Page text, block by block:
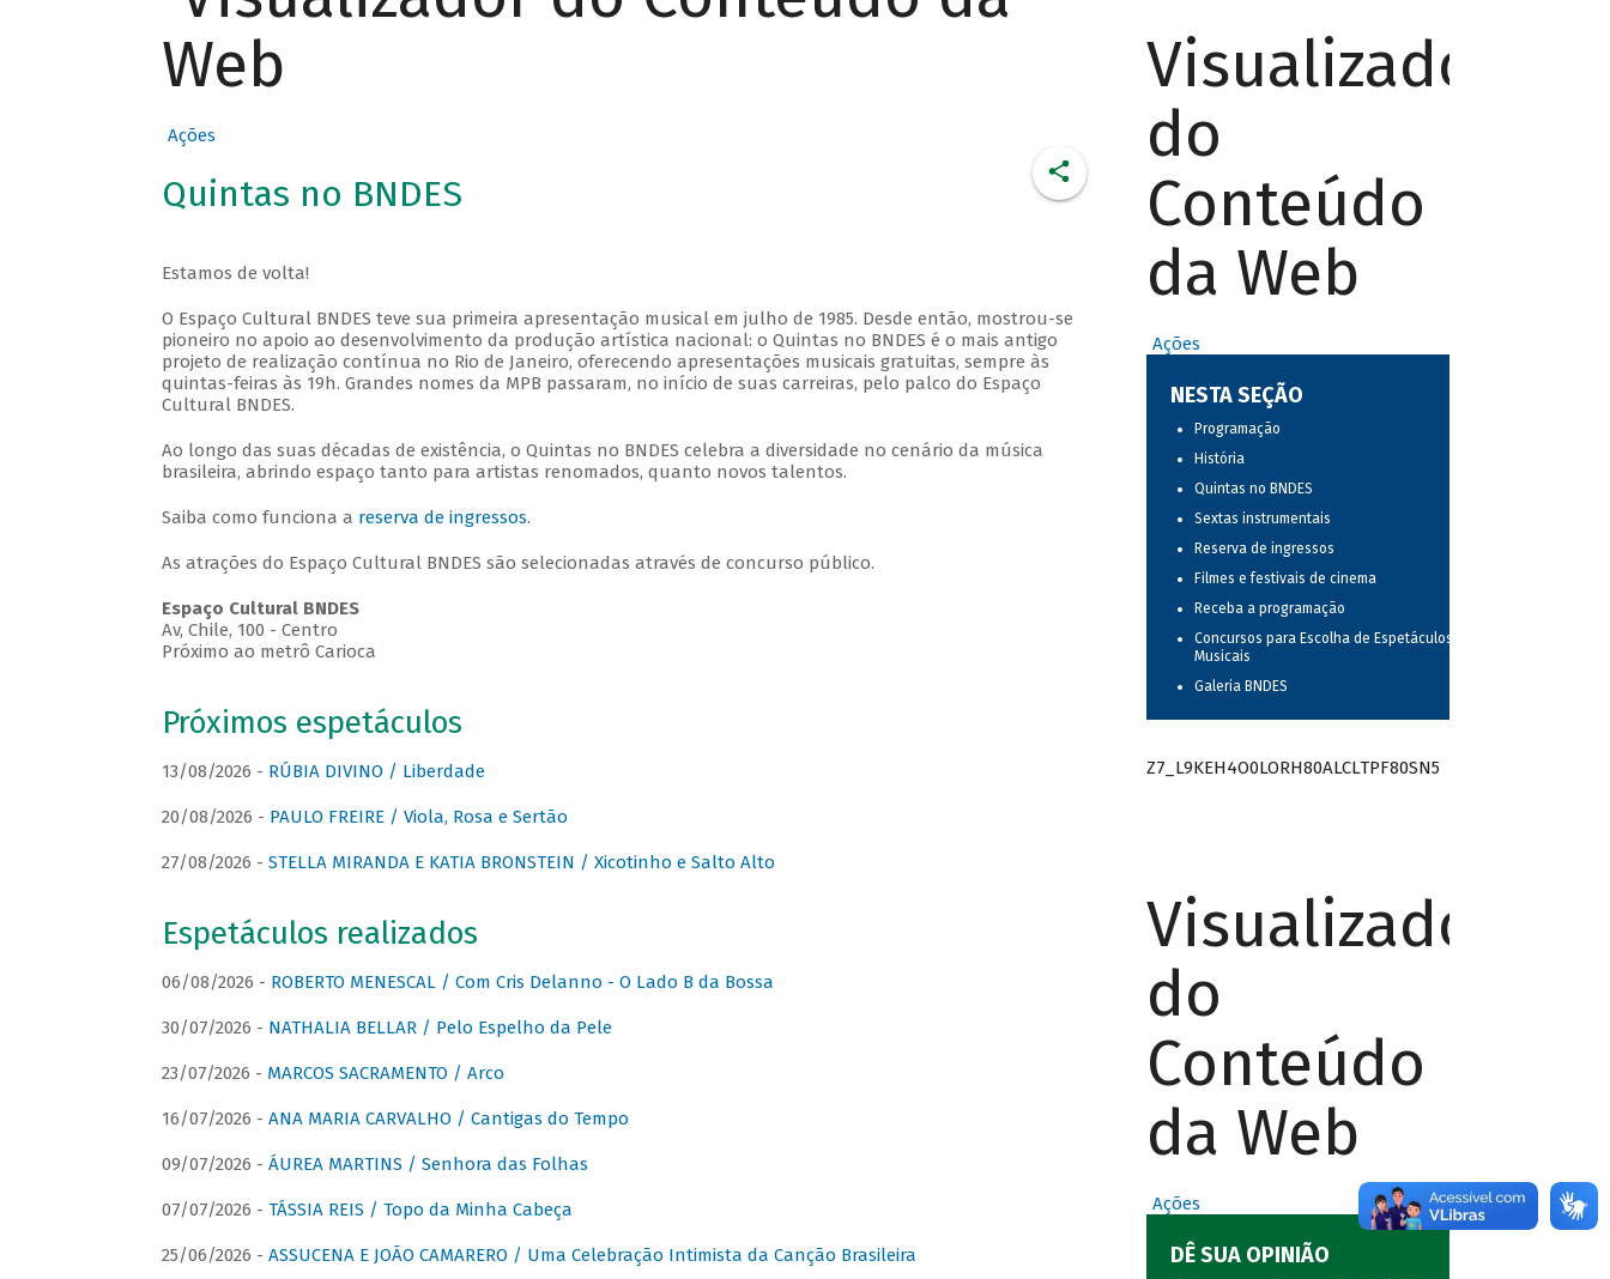
Web
Ações
Quintas no BNDES
Estamos de volta!
O Espaço Cultural BNDES teve sua primeira apresentação musical em julho de 1985. Desde então, mostrou-se
pioneiro no apoio ao desenvolvimento da produção artística nacional: o Quintas no BNDES é o mais antigo
projeto de realização contínua no Rio de Janeiro, oferecendo apresentações musicais gratuitas, sempre às
quintas-feiras às 19h. Grandes nomes da MPB passaram, no início de suas carreiras, pelo palco do Espaço
Cultural BNDES.
Ao longo das suas décadas de existência, o Quintas no BNDES celebra a diversidade no cenário da música
brasileira, abrindo espaço tanto para artistas renomados, quanto novos talentos.
Saiba como funciona a reserva de ingressos.
As atrações do Espaço Cultural BNDES são selecionadas através de concurso público.
Espaço Cultural BNDES
Av, Chile, 100 - Centro
Próximo ao metrô Carioca
Próximos espetáculos
13/08/2026 - RÚBIA DIVINO / Liberdade
20/08/2026 - PAULO FREIRE / Viola, Rosa e Sertão
27/08/2026 - STELLA MIRANDA E KATIA BRONSTEIN / Xicotinho e Salto Alto
Espetáculos realizados
06/08/2026 - ROBERTO MENESCAL / Com Cris Delanno - O Lado B da Bossa
30/07/2026 - NATHALIA BELLAR / Pelo Espelho da Pele
23/07/2026 - MARCOS SACRAMENTO / Arco
16/07/2026 - ANA MARIA CARVALHO / Cantigas do Tempo
09/07/2026 - ÁUREA MARTINS / Senhora das Folhas
07/07/2026 - TÁSSIA REIS / Topo da Minha Cabeça
25/06/2026 - ASSUCENA E JOÃO CAMARERO / Uma Celebração Intimista da Canção Brasileira
Visualizador
do
Conteúdo
da Web
Ações
NESTA SEÇÃO
Programação
História
Quintas no BNDES
Sextas instrumentais
Reserva de ingressos
Filmes e festivais de cinema
Receba a programação
Concursos para Escolha de Espetáculos
Musicais
Galeria BNDES
Z7_L9KEH4O0LORH80ALCLTPF80SN5
Visualizador
do
Conteúdo
da Web
Ações
DÊ SUA OPINIÃO